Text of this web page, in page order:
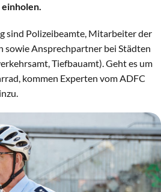
sind Polizeibeamte, Mitarbeiter der
sowie Ansprechpartner bei Städten
Tiefbauamt). Geht es um
kommen Experten vom ADFC